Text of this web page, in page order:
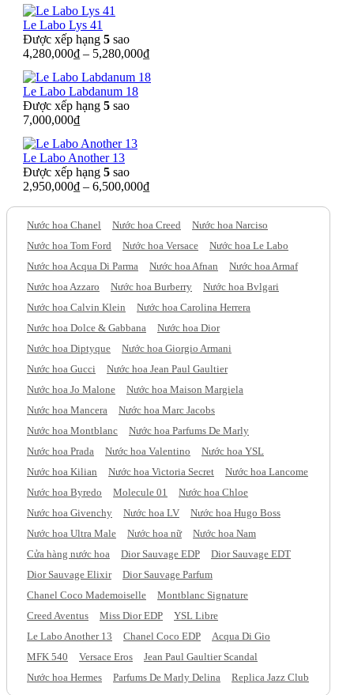
Le Labo Lys 41
Được xếp hạng 5 sao
4,280,000₫ – 5,280,000₫
Le Labo Labdanum 18
Được xếp hạng 5 sao
7,000,000₫
Le Labo Another 13
Được xếp hạng 5 sao
2,950,000₫ – 6,500,000₫
Nước hoa Chanel Nước hoa Creed
Nước hoa Narciso
Nước hoa Tom Ford
Nước hoa Versace
Nước hoa Le Labo
Nước hoa Acqua Di Parma
Nước hoa Afnan
Nước hoa Armaf
Nước hoa Azzaro
Nước hoa Burberry
Nước hoa Bvlgari
Nước hoa Calvin Klein
Nước hoa Carolina Herrera
Nước hoa Dolce & Gabbana
Nước hoa Dior
Nước hoa Diptyque
Nước hoa Giorgio Armani
Nước hoa Gucci
Nước hoa Jean Paul Gaultier
Nước hoa Jo Malone
Nước hoa Maison Margiela
Nước hoa Mancera
Nước hoa Marc Jacobs
Nước hoa Montblanc
Nước hoa Parfums De Marly
Nước hoa Prada
Nước hoa Valentino
Nước hoa YSL
Nước hoa Kilian
Nước hoa Victoria Secret
Nước hoa Lancome
Nước hoa Byredo
Molecule 01
Nước hoa Chloe
Nước hoa Givenchy
Nước hoa LV
Nước hoa Hugo Boss
Nước hoa Ultra Male
Nước hoa nữ
Nước hoa Nam
Cửa hàng nước hoa
Dior Sauvage EDP
Dior Sauvage EDT
Dior Sauvage Elixir
Dior Sauvage Parfum
Chanel Coco Mademoiselle
Montblanc Signature
Creed Aventus
Miss Dior EDP
YSL Libre
Le Labo Another 13
Chanel Coco EDP
Acqua Di Gio
MFK 540
Versace Eros
Jean Paul Gaultier Scandal
Nước hoa Hermes
Parfums De Marly Delina Replica Jazz Club